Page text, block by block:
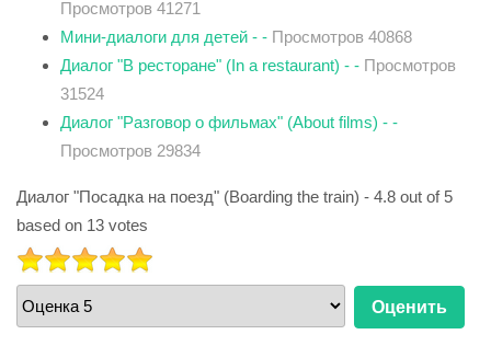
Просмотров 41271
Мини-диалоги для детей - - Просмотров 40868
Диалог "В ресторане" (In a restaurant) - - Просмотров
31524
Диалог "Разговор о фильмах" (About films) - -
Просмотров 29834
Диалог "Посадка на поезд" (Boarding the train) - 4.8 out of 5
based on 13 votes
РЕЙТИНГ:
Пожалуйста,
оцените